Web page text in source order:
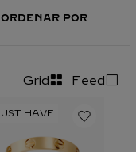
ORDENAR POR
Grid Feed